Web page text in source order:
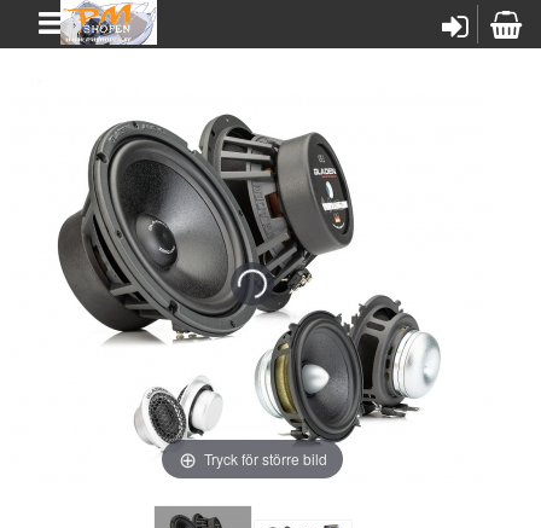
Tryck för större bild